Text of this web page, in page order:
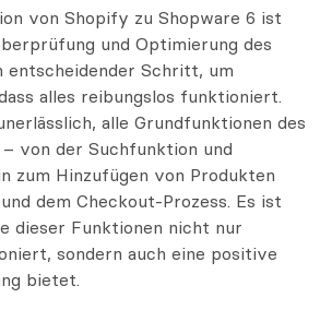
von Shopify zu Shopware 6 ist
und Optimierung des
entscheidender Schritt, um
alles reibungslos funktioniert.
alle Grundfunktionen des
von der Suchfunktion und
zum Hinzufügen von Produkten
dem Checkout-Prozess. Es ist
dieser Funktionen nicht nur
sondern auch eine positive
bietet.